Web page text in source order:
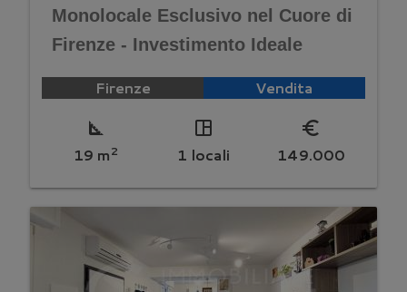
Monolocale Esclusivo nel Cuore di
Firenze - Investimento Ideale
Firenze Vendita
square_foot
19 m2
space_dashboard
1 locali
euro_symbol
149.000